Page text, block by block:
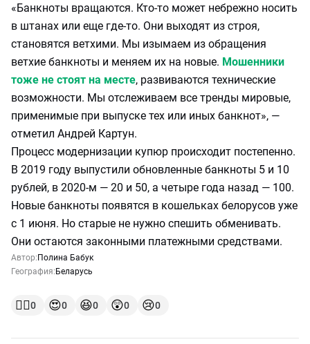
«Банкноты вращаются. Кто-то может небрежно носить
в штанах или еще где-то. Они выходят из строя,
становятся ветхими. Мы изымаем из обращения
ветхие банкноты и меняем их на новые. Мошенники
тоже не стоят на месте, развиваются технические
возможности. Мы отслеживаем все тренды мировые,
применимые при выпуске тех или иных банкнот», —
отметил Андрей Картун.
Процесс модернизации купюр происходит постепенно.
В 2019 году выпустили обновленные банкноты 5 и 10
рублей, в 2020-м — 20 и 50, а четыре года назад — 100.
Новые банкноты появятся в кошельках белорусов уже
с 1 июня. Но старые не нужно спешить обменивать.
Они остаются законными платежными средствами.
Автор: Полина Бабук
География: Беларусь
👍🏻0 😍0 😆0 😲0 😢0